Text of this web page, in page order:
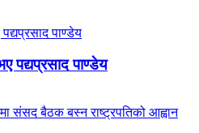
पद्यप्रसाद पाण्डेय